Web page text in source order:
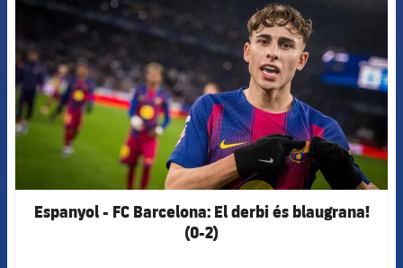
Espanyol - FC Barcelona: El derbi és blaugrana!
(0-2)